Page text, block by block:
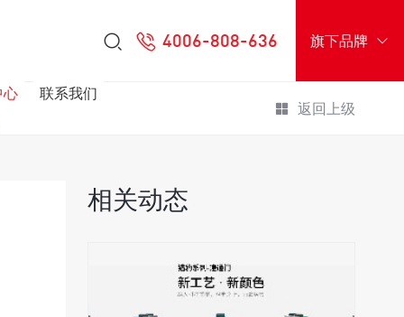
旗下品牌
4006-808-636
心 联系我们
返回上级
相关动态